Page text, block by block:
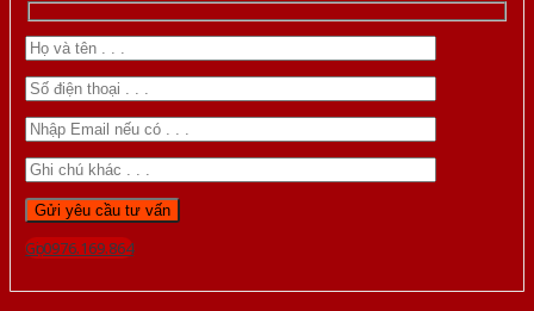
Gọi 0976.169.864